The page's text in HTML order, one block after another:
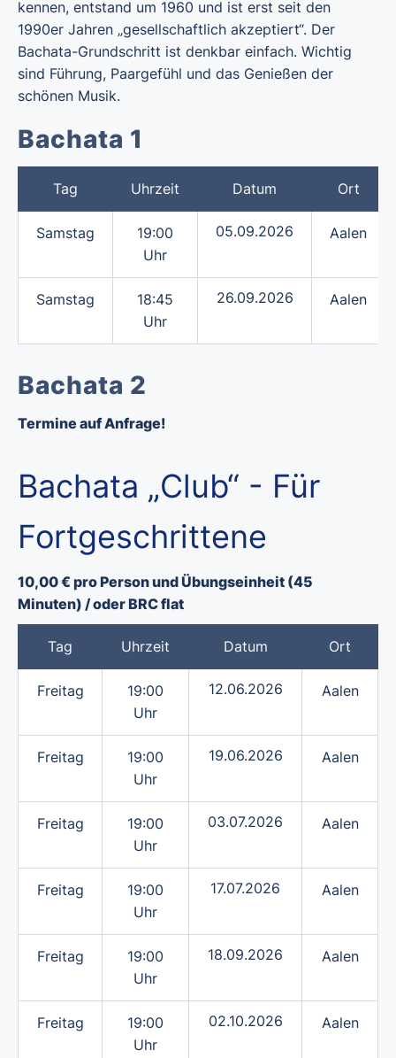
kennen, entstand um 1960 und ist erst seit den
1990er Jahren „gesellschaftlich akzeptiert“. Der
Bachata-Grundschritt ist denkbar einfach. Wichtig
sind Führung, Paargefühl und das Genießen der
schönen Musik.
Bachata 1
Tag Uhrzeit Datum Ort
Samstag
19:00
Uhr
05.09.2026 Aalen
Samstag
18:45
Uhr
26.09.2026 Aalen
Bachata 2
Termine auf Anfrage!
Bachata „Club“ - Für
Fortgeschrittene
10,00 € pro Person und Übungseinheit (45
Minuten) / oder BRC flat
Tag Uhrzeit Datum Ort
Freitag
19:00
Uhr
12.06.2026 Aalen
Freitag
19:00
Uhr
19.06.2026 Aalen
Freitag
19:00
Uhr
03.07.2026 Aalen
Freitag
19:00
Uhr
17.07.2026 Aalen
Freitag
19:00
Uhr
18.09.2026 Aalen
Freitag
19:00
Uhr
02.10.2026 Aalen